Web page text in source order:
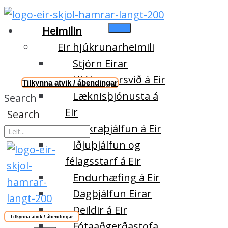
Heimilin
Eir hjúkrunarheimili
Stjórn Eirar
Hjúkrunarsvið á Eir
Læknisþjónusta á
Eir
Sjúkraþjálfun á Eir
Iðjuþjálfun og
félagsstarf á Eir
Endurhæfing á Eir
Dagþjálfun Eirar
Deildir á Eir
Tilkynna atvik / ábendingar
Search
Search
Tilkynna atvik / ábendingar